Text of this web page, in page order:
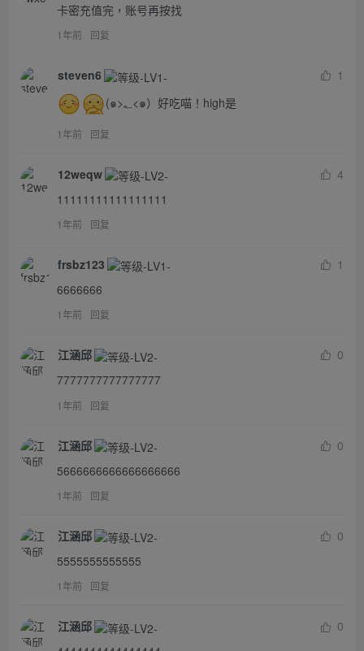
卡密充值完，账号再按找
1年前 回复
steven6
1
(๑>؂<๑）好吃喵！high是
1年前 回复
12weqw
4
11111111111111111
1年前 回复
frsbz123
1
6666666
1年前 回复
江涵邱
0
7777777777777777
1年前 回复
江涵邱
0
5666666666666666666
1年前 回复
江涵邱
0
5555555555555
1年前 回复
江涵邱
0